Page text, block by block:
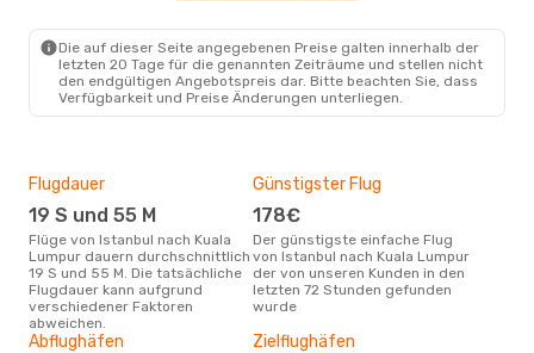
Die auf dieser Seite angegebenen Preise galten innerhalb der
letzten 20 Tage für die genannten Zeiträume und stellen nicht
den endgültigen Angebotspreis dar. Bitte beachten Sie, dass
Verfügbarkeit und Preise Änderungen unterliegen.
Flugdauer
19 S und 55 M
Flüge von Istanbul nach Kuala
Lumpur dauern durchschnittlich
19 S und 55 M. Die tatsächliche
Flugdauer kann aufgrund
verschiedener Faktoren
abweichen.
Günstigster Flug
178€
Der günstigste einfache Flug
von Istanbul nach Kuala Lumpur
der von unseren Kunden in den
letzten 72 Stunden gefunden
wurde
Abflughäfen Zielflughäfen